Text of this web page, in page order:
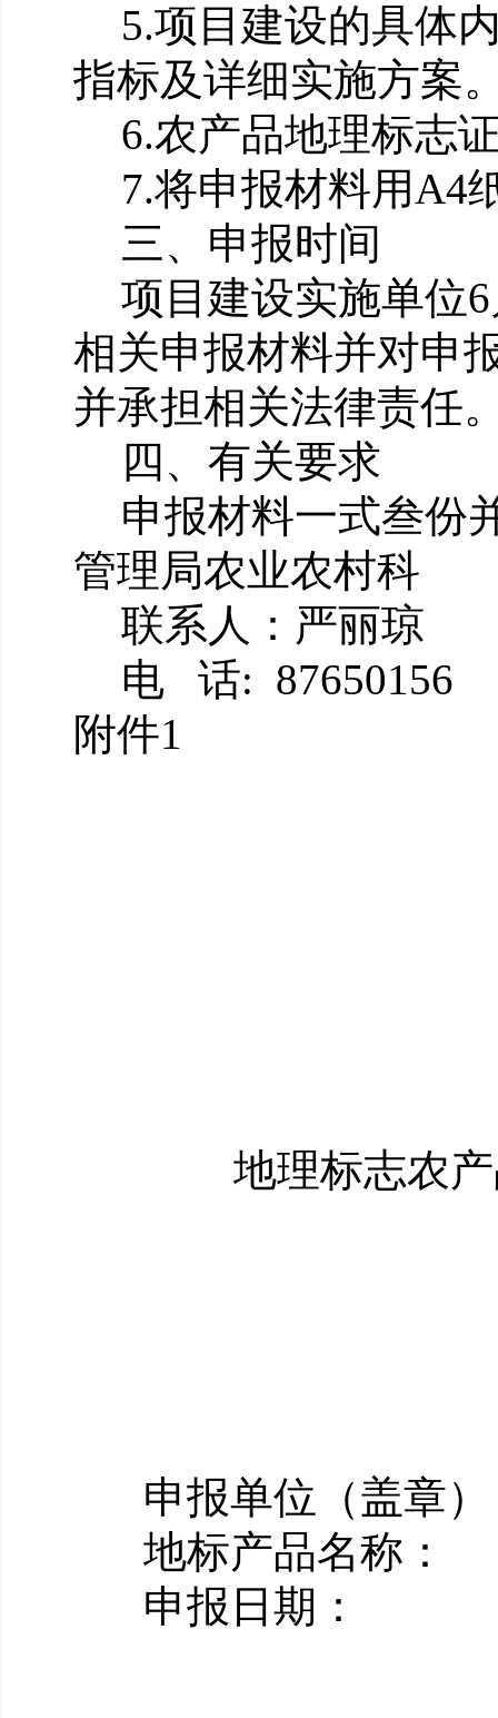
5.项目建设的具体
指标及详细实施方案
6.农产品地理标志
7.将申报材料用A4
三、申报时间
项目建设实施单位
相关申报材料并对申
并承担相关法律责任
四、有关要求
申报材料一式叁份
管理局农业农村科
联系人：严丽琼
电
话: 87650156
附件1
地理标志农
申报单位（盖章
地标产品名称：
申报日期：